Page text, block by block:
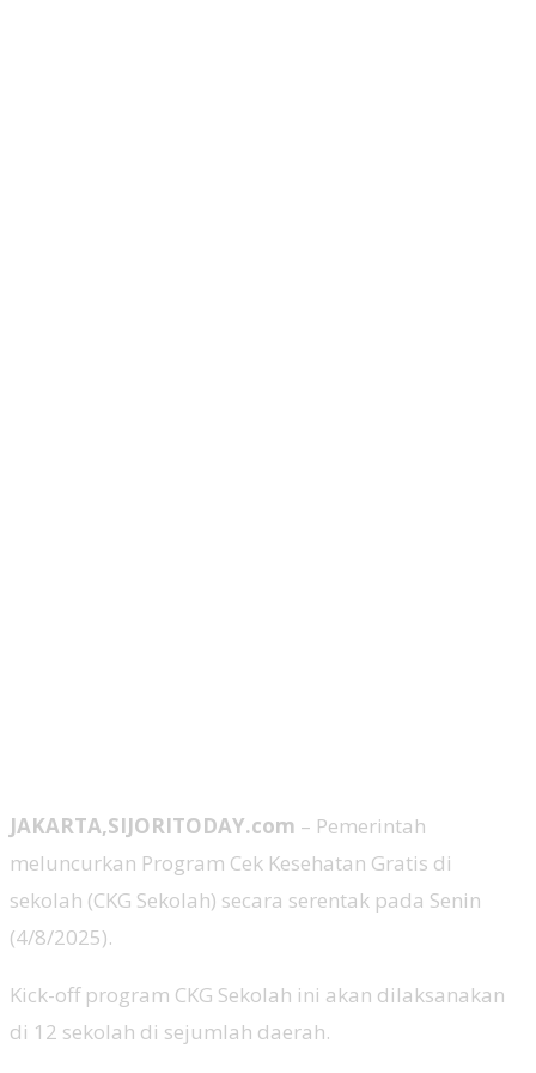
JAKARTA,SIJORITODAY.com – Pemerintah
meluncurkan Program Cek Kesehatan Gratis di
sekolah (CKG Sekolah) secara serentak pada Senin
(4/8/2025).
Kick-off program CKG Sekolah ini akan dilaksanakan
di 12 sekolah di sejumlah daerah.